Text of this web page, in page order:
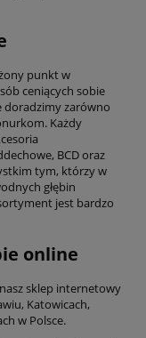
punkt w
ceniących sobie
doradzimy zarówno
Każdy
BCD oraz
tym, którzy w
głębin
jest bardzo
online
sklep internetowy
Katowicach,
w Polsce.